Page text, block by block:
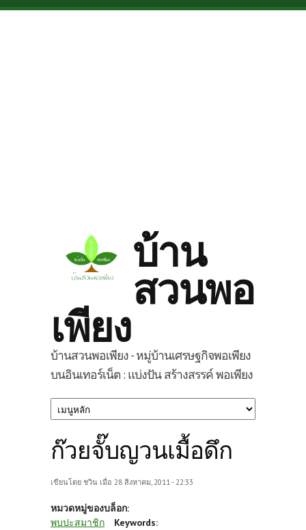
Skip to main content
บ้าน
สวนพอ
เพียง
บ้านสวนพอเพียง - หมู่บ้านเศรษฐกิจพอเพียง
บนอินเทอร์เน็ต : แบ่งปัน สร้างสรรค์ พอเพียง
ก๊วยจั๊บญวนเมื้อดึก
เขียนโดย ชวิน เมื่อ 28 สิงหาคม, 2011 - 22:33
หมวดหมู่ของบล็อก:
พบปะสมาชิก
Keywords: